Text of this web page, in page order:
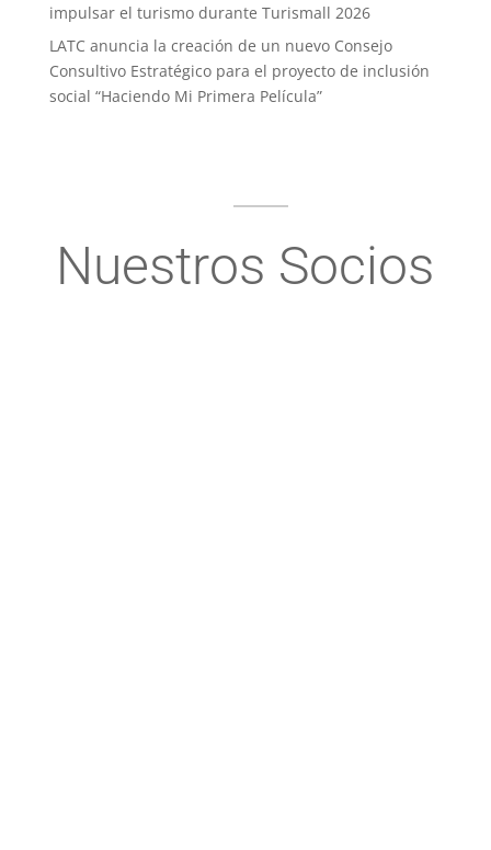
impulsar el turismo durante Turismall 2026
LATC anuncia la creación de un nuevo Consejo
Consultivo Estratégico para el proyecto de inclusión
social “Haciendo Mi Primera Película”
Nuestros Socios